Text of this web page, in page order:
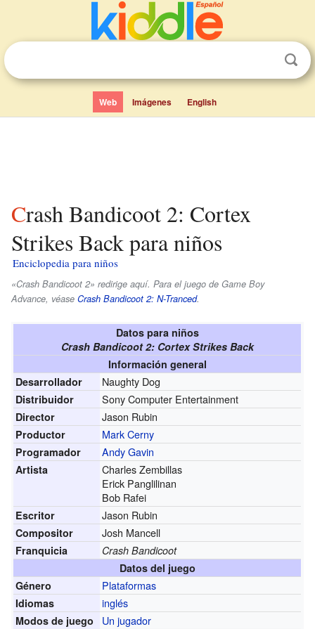
Web Imágenes English
Crash Bandicoot 2: Cortex
Strikes Back para niños
Enciclopedia para niños
«Crash Bandicoot 2» redirige aquí. Para el juego de Game Boy
Advance, véase Crash Bandicoot 2: N-Tranced.
Datos para niños
Crash Bandicoot 2: Cortex Strikes Back
Información general
Desarrollador
Naughty Dog
Distribuidor Sony Computer Entertainment
Director Jason Rubin
Productor Mark Cerny
Programador Andy Gavin
Artista
Charles Zembillas
Erick Panglilinan
Bob Rafei
Escritor Jason Rubin
Compositor Josh Mancell
Franquicia
Crash Bandicoot
Datos del juego
Género
Plataformas
Idiomas inglés
Modos de juego Un jugador